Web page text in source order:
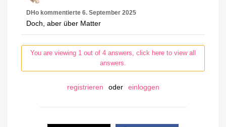
DHo kommentierte 6. September 2025
Doch, aber über Matter
You are viewing 1 out of 4 answers, click here to view all
answers.
registrieren oder einloggen